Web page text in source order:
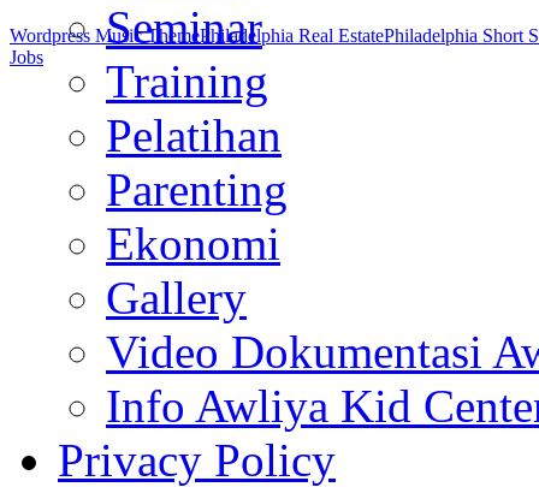
Seminar
Training
Pelatihan
Parenting
Ekonomi
Gallery
Video Dokumentasi
Info Awliya Kid
Privacy Policy
Wordpress Music ThemePhiladelphia Real EstatePhiladelphia Short
Jobs